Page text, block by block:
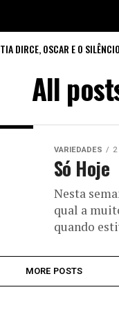
TIA DIRCE, OSCAR E O
All
VARIEDADES 2
Só Hoje
Nesta
qual a
quando
MORE POSTS